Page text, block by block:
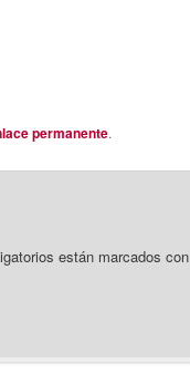
permanente.
están marcados con